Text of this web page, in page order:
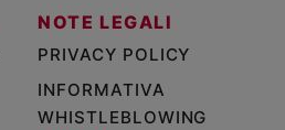
NOTE LEGALI
PRIVACY POLICY
INFORMATIVA
WHISTLEBLOWING